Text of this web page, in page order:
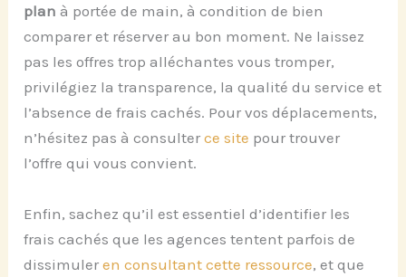
plan à portée de main, à condition de bien
comparer et réserver au bon moment. Ne laissez
pas les offres trop alléchantes vous tromper,
privilégiez la transparence, la qualité du service et
l’absence de frais cachés. Pour vos déplacements,
n’hésitez pas à consulterce site pour trouver
l’offre qui vous convient.
Enfin, sachez qu’il est essentiel d’identifier les
frais cachés que les agences tentent parfois de
dissimuleren consultant cette ressource, et que